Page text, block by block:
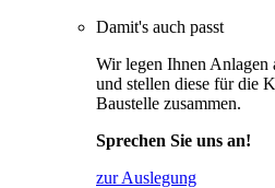
Damit's auch passt
Wir legen Ihnen Anlagen
und stellen diese für die
Baustelle zusammen.
Sprechen Sie uns an!
zur Auslegung